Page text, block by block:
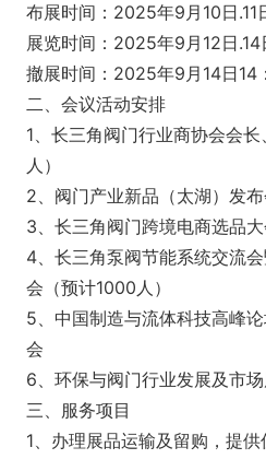
布展时间：2025年9月10日.11
展览时间：2025年9月12日.14
撤展时间：2025年9月14日14
二、会议活动安排
1、长三角阀门行业商协会会
人）
2、阀门产业新品（太湖）发
3、长三角阀门跨境电商选品大
4、长三角泵阀节能系统交流
会（预计1000人）
5、中国制造与流体科技高峰
会
6、环保与阀门行业发展及市
三、服务项目
1、办理展品运输及留购，提